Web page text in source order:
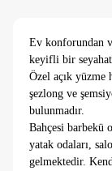
Ev konforundan
keyifli bir
Özel açık yüzme
şezlong ve
bulunmadır.
Bahçesi barbekü
yatak odaları,
gelmektedir.